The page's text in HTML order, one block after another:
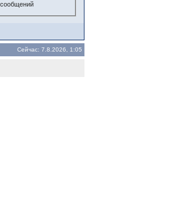
сообщений
Сейчас: 7.8.2026, 1:05